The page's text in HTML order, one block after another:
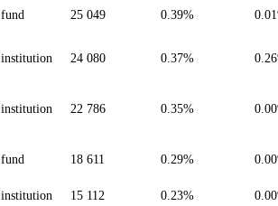
fund 25 049 0.39%
institution 24 080 0.37%
institution 22 786 0.35%
fund 18 611 0.29%
institution 15 112 0.23%